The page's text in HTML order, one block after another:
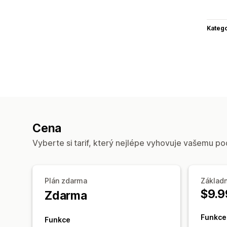
Cena
Vyberte si tarif, který nejlépe vyhovuje vašemu
Plán zdarma
Zdarma
Funkce Funkce